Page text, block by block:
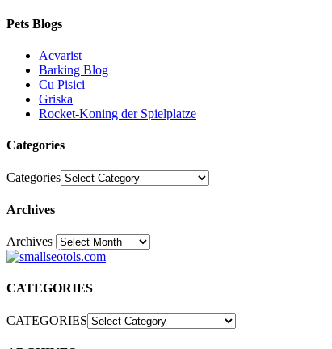
Pets Blogs
Acvarist
Barking Blog
Cu Pisici
Griska
Rocket-Koning der Spielplatze
Categories
Categories
Archives
Archives30
CATEGORIES
CATEGORIES